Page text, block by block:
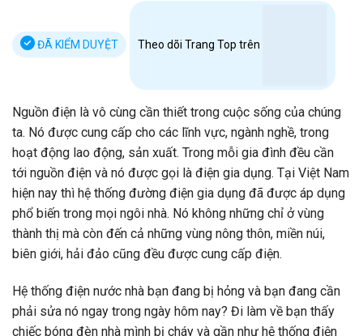
ĐÃ KIỂM DUYỆT Theo dõi Trang Top trên
Nguồn điện là vô cùng cần thiết trong cuộc sống của chúng
ta. Nó được cung cấp cho các lĩnh vực, ngành nghề, trong
hoạt động lao động, sản xuất. Trong mỗi gia đình đều cần
tới nguồn điện và nó được gọi là điện gia dụng. Tại Việt Nam
hiện nay thì hệ thống đường điện gia dụng đã được áp dụng
phổ biến trong mọi ngôi nhà. Nó không những chỉ ở vùng
thành thị mà còn đến cả những vùng nông thôn, miền núi,
biên giới, hải đảo cũng đều được cung cấp điện.
Hệ thống điện nước nhà bạn đang bị hỏng và bạn đang cần
phải sửa nó ngay trong ngày hôm nay? Đi làm về bạn thấy
chiếc bóng đèn nhà mình bị cháy và gần như hệ thống điện